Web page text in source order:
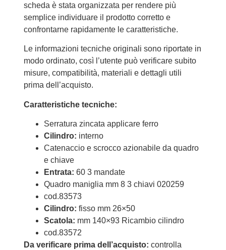
scheda è stata organizzata per rendere più
semplice individuare il prodotto corretto e
confrontarne rapidamente le caratteristiche.
Le informazioni tecniche originali sono riportate in
modo ordinato, così l’utente può verificare subito
misure, compatibilità, materiali e dettagli utili
prima dell’acquisto.
Caratteristiche tecniche:
Serratura zincata applicare ferro
Cilindro: interno
Catenaccio e scrocco azionabile da quadro
e chiave
Entrata: 60 3 mandate
Quadro maniglia mm 8 3 chiavi 020259
cod.83573
Cilindro: fisso mm 26×50
Scatola: mm 140×93 Ricambio cilindro
cod.83572
Da verificare prima dell’acquisto: controlla